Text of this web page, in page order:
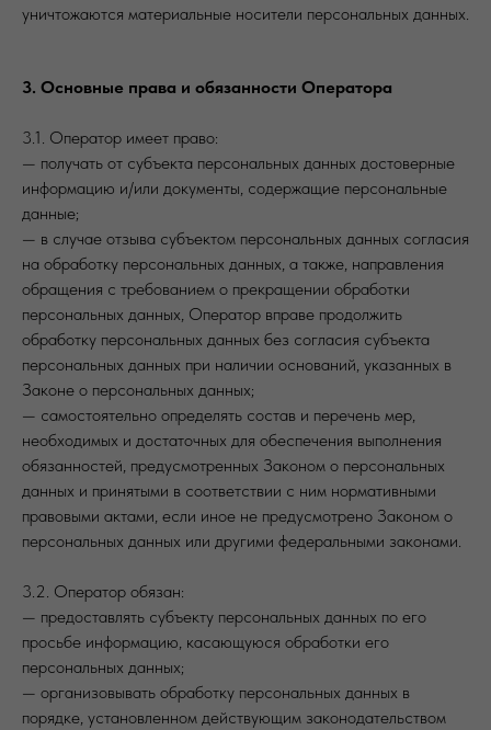
уничтожаются материальные носители персональных данных.
3. Основные права и обязанности Оператора
3.1. Оператор имеет право:
— получать от субъекта персональных данных достоверные
информацию и/или документы, содержащие персональные
данные;
— в случае отзыва субъектом персональных данных согласия
на обработку персональных данных, а также, направления
обращения с требованием о прекращении обработки
персональных данных, Оператор вправе продолжить
обработку персональных данных без согласия субъекта
персональных данных при наличии оснований, указанных в
Законе о персональных данных;
— самостоятельно определять состав и перечень мер,
необходимых и достаточных для обеспечения выполнения
обязанностей, предусмотренных Законом о персональных
данных и принятыми в соответствии с ним нормативными
правовыми актами, если иное не предусмотрено Законом о
персональных данных или другими федеральными законами.
3.2. Оператор обязан:
— предоставлять субъекту персональных данных по его
просьбе информацию, касающуюся обработки его
персональных данных;
— организовывать обработку персональных данных в
порядке, установленном действующим законодательством